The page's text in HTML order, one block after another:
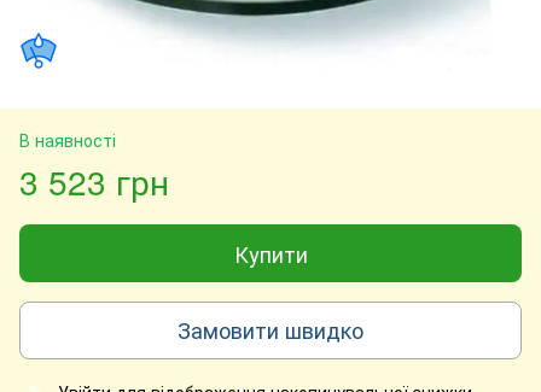
В наявності
3 523 грн
Купити
Замовити швидко